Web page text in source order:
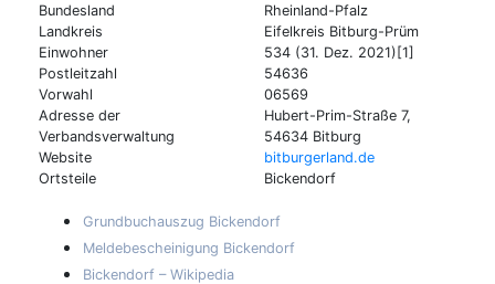
Bundesland
Rheinland-Pfalz
Landkreis
Eifelkreis Bitburg-Prüm
Einwohner
534 (31. Dez. 2021)[1]
Postleitzahl
54636
Vorwahl
06569
Adresse der
Verbandsverwaltung
Hubert-Prim-Straße 7,
54634 Bitburg
Website
bitburgerland.de
Ortsteile
Bickendorf
Grundbuchauszug Bickendorf
Meldebescheinigung Bickendorf
Bickendorf – Wikipedia